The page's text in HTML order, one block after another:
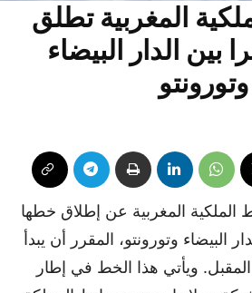
المغربية تطلق
بين الدار البيضاء
وتورونتو
المغربية عن إطلاق خطها
البيضاء وتورونتو، المقرر أن يبدأ
ويأتي هذا الخط في إطار